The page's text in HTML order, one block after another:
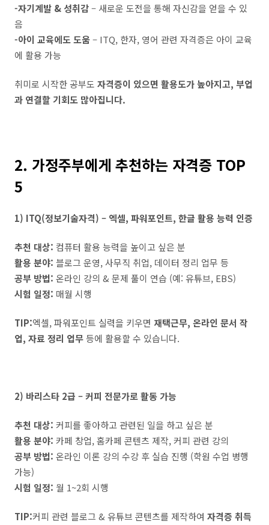
-자기계발 & 성취감– 새로운 도전을 통해 자신감을 얻을 수 있
음
-아이 교육에도 도움– ITQ, 한자, 영어 관련 자격증은 아이 교육
에 활용 가능
취미로 시작한 공부도 자격증이 있으면 활용도가 높아지고, 부업
과 연결할 기회도 많아집니다.
2. 가정주부에게 추천하는 자격증 TOP
5
1) ITQ(정보기술자격) – 엑셀, 파워포인트, 한글 활용 능력 인증
추천 대상: 컴퓨터 활용 능력을 높이고 싶은 분
활용 분야: 블로그 운영, 사무직 취업, 데이터 정리 업무 등
공부 방법: 온라인 강의 & 문제 풀이 연습 (예: 유튜브, EBS)
시험 일정: 매월 시행
TIP:엑셀, 파워포인트 실력을 키우면 재택근무, 온라인 문서 작
업, 자료 정리 업무등에 활용할 수 있습니다.
2) 바리스타 2급 – 커피 전문가로 활동 가능
추천 대상: 커피를 좋아하고 관련된 일을 하고 싶은 분
활용 분야: 카페 창업, 홈카페 콘텐츠 제작, 커피 관련 강의
공부 방법: 온라인 이론 강의 수강 후 실습 진행 (학원 수업 병행
가능)
시험 일정: 월 1~2회 시행
TIP:커피 관련 블로그 & 유튜브 콘텐츠를 제작하여 자격증 취득